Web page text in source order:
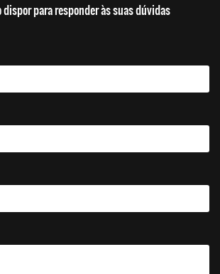
dispor para responder às suas dúvidas